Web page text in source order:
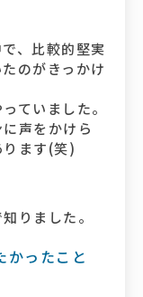
、比較的堅実
のがきっかけ
ていました。
声をかけら
ます(笑)
りました。
かったこと